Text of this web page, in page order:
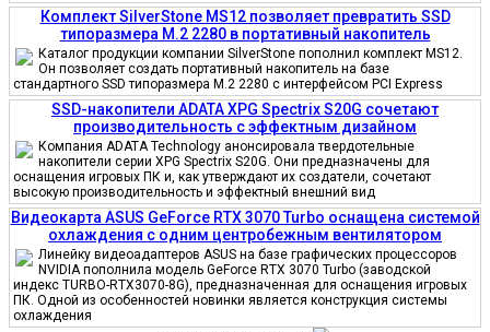
Комплект SilverStone MS12 позволяет превратить SSD
типоразмера M.2 2280 в портативный накопитель
Каталог продукции компании SilverStone пополнил комплект MS12.
Он позволяет создать портативный накопитель на базе
стандартного SSD типоразмера M.2 2280 с интерфейсом PCI Express
SSD-накопители ADATA XPG Spectrix S20G сочетают
производительность с эффектным дизайном
Компания ADATA Technology анонсировала твердотельные
накопители серии XPG Spectrix S20G. Они предназначены для
оснащения игровых ПК и, как утверждают их создатели, сочетают
высокую производительность и эффектный внешний вид
Видеокарта ASUS GeForce RTX 3070 Turbo оснащена системой
охлаждения с одним центробежным вентилятором
Линейку видеоадаптеров ASUS на базе графических процессоров
NVIDIA пополнила модель GeForce RTX 3070 Turbo (заводской
индекс TURBO-RTX3070-8G), предназначенная для оснащения игровых
ПК. Одной из особенностей новинки является конструкция системы
охлаждения